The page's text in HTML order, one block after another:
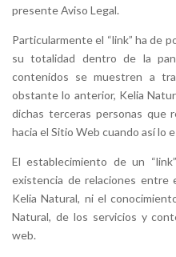
presente Aviso Legal.
Particularmente el “link” ha de
su totalidad dentro de la
contenidos se muestren a
obstante lo anterior, Kelia
dichas terceras personas que
hacia el Sitio Web cuando así lo
El establecimiento de un
existencia de relaciones entre
Kelia Natural, ni el
Natural, de los servicios y
web.